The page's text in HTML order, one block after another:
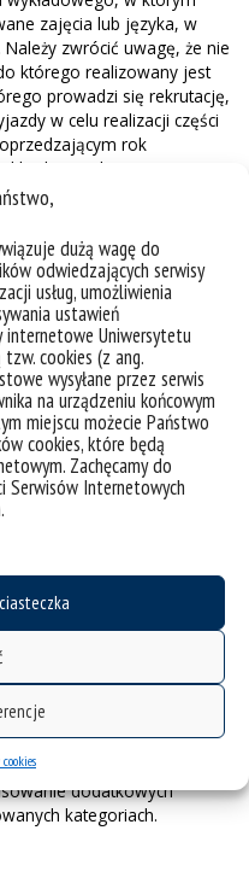
dużą wagę do
odwiedzających serwisy
usług, umożliwienia
ustawień
internetowe Uniwersytetu
cookies (z ang.
wysyłane przez serwis
na urządzeniu końcowym
miejscu możecie Państwo
cookies, które będą
Zachęcamy do
Serwisów Internetowych
zajęcia lub języka, w
zwrócić uwagę, że nie
którego realizowany jest
prowadzi się rekrutację,
w celu realizacji części
rok
będzie realizowany.
w sposób ciągły
co najmniej
Nie wolno realizować
studenta macierzystej
ma obowiązek
oraz swoich
Erasmus+ zależy od
typu wyjazdu. Stawki
Studenci mający
zdrowia lub znajdujący
mogą ubiegać się o
stawki miesięczne wynoszą
w uzasadnionych
potrzebami
dodatkowych
kategoriach.